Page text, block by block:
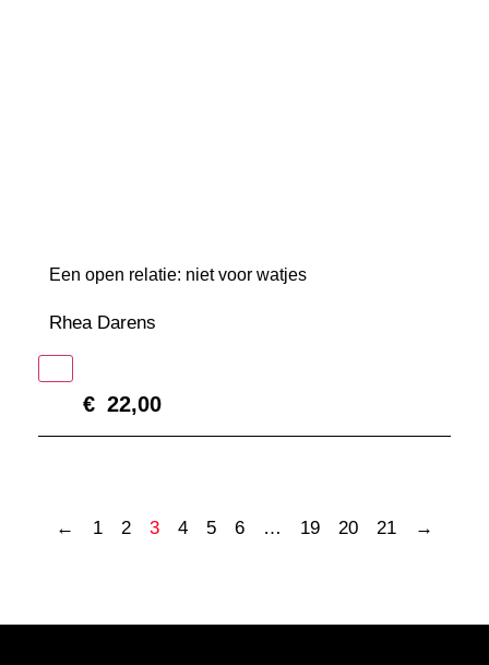
Een open relatie: niet voor watjes
Rhea Darens
€ 22,00
← 1 2 3 4 5 6 … 19 20 21 →